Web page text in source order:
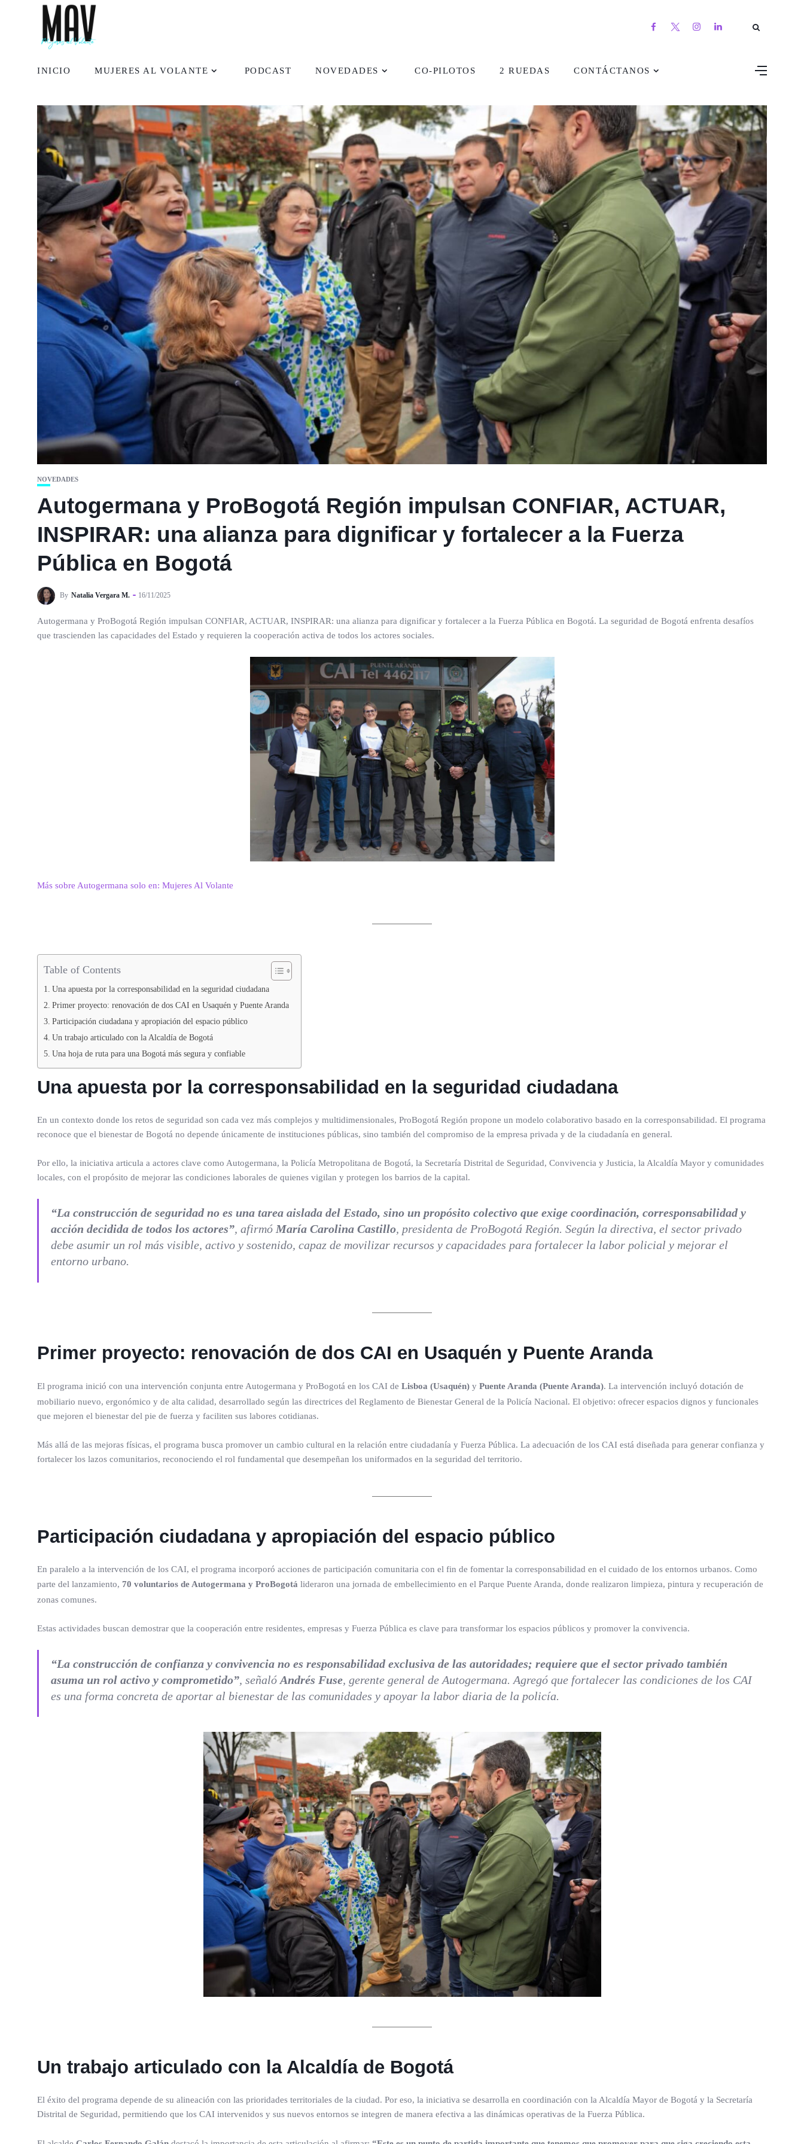
INICIO MUJERES AL VOLANTE PODCAST NOVEDADES CO-PILOTOS 2 RUEDAS CONTÁCTANOS
NOVEDADES
Autogermana y ProBogotá Región impulsan CONFIAR, ACTUAR,
INSPIRAR: una alianza para dignificar y fortalecer a la Fuerza
Pública en Bogotá
By Natalia Vergara M. 16/11/2025
Autogermana y ProBogotá Región impulsan CONFIAR, ACTUAR, INSPIRAR: una alianza para dignificar y fortalecer a la Fuerza Pública en Bogotá. La seguridad de Bogotá enfrenta desafíos
que trascienden las capacidades del Estado y requieren la cooperación activa de todos los actores sociales.
Más sobre Autogermana solo en: Mujeres Al Volante
Table of Contents
Una apuesta por la corresponsabilidad en la seguridad ciudadana
Primer proyecto: renovación de dos CAI en Usaquén y Puente Aranda
Participación ciudadana y apropiación del espacio público
Un trabajo articulado con la Alcaldía de Bogotá
Una hoja de ruta para una Bogotá más segura y confiable
Una apuesta por la corresponsabilidad en la seguridad ciudadana
En un contexto donde los retos de seguridad son cada vez más complejos y multidimensionales, ProBogotá Región propone un modelo colaborativo basado en la corresponsabilidad. El programa
reconoce que el bienestar de Bogotá no depende únicamente de instituciones públicas, sino también del compromiso de la empresa privada y de la ciudadanía en general.
Por ello, la iniciativa articula a actores clave como Autogermana, la Policía Metropolitana de Bogotá, la Secretaría Distrital de Seguridad, Convivencia y Justicia, la Alcaldía Mayor y comunidades
locales, con el propósito de mejorar las condiciones laborales de quienes vigilan y protegen los barrios de la capital.
“La construcción de seguridad no es una tarea aislada del Estado, sino un propósito colectivo que exige coordinación, corresponsabilidad y
acción decidida de todos los actores”, afirmó María Carolina Castillo, presidenta de ProBogotá Región. Según la directiva, el sector privado
debe asumir un rol más visible, activo y sostenido, capaz de movilizar recursos y capacidades para fortalecer la labor policial y mejorar el
entorno urbano.
Primer proyecto: renovación de dos CAI en Usaquén y Puente Aranda
El programa inició con una intervención conjunta entre Autogermana y ProBogotá en los CAI de Lisboa (Usaquén) y Puente Aranda (Puente Aranda). La intervención incluyó dotación de
mobiliario nuevo, ergonómico y de alta calidad, desarrollado según las directrices del Reglamento de Bienestar General de la Policía Nacional. El objetivo: ofrecer espacios dignos y funcionales
que mejoren el bienestar del pie de fuerza y faciliten sus labores cotidianas.
Más allá de las mejoras físicas, el programa busca promover un cambio cultural en la relación entre ciudadanía y Fuerza Pública. La adecuación de los CAI está diseñada para generar confianza y
fortalecer los lazos comunitarios, reconociendo el rol fundamental que desempeñan los uniformados en la seguridad del territorio.
Participación ciudadana y apropiación del espacio público
En paralelo a la intervención de los CAI, el programa incorporó acciones de participación comunitaria con el fin de fomentar la corresponsabilidad en el cuidado de los entornos urbanos. Como
parte del lanzamiento, 70 voluntarios de Autogermana y ProBogotá lideraron una jornada de embellecimiento en el Parque Puente Aranda, donde realizaron limpieza, pintura y recuperación de
zonas comunes.
Estas actividades buscan demostrar que la cooperación entre residentes, empresas y Fuerza Pública es clave para transformar los espacios públicos y promover la convivencia.
“La construcción de confianza y convivencia no es responsabilidad exclusiva de las autoridades; requiere que el sector privado también
asuma un rol activo y comprometido”, señaló Andrés Fuse, gerente general de Autogermana. Agregó que fortalecer las condiciones de los CAI
es una forma concreta de aportar al bienestar de las comunidades y apoyar la labor diaria de la policía.
Un trabajo articulado con la Alcaldía de Bogotá
El éxito del programa depende de su alineación con las prioridades territoriales de la ciudad. Por eso, la iniciativa se desarrolla en coordinación con la Alcaldía Mayor de Bogotá y la Secretaría
Distrital de Seguridad, permitiendo que los CAI intervenidos y sus nuevos entornos se integren de manera efectiva a las dinámicas operativas de la Fuerza Pública.